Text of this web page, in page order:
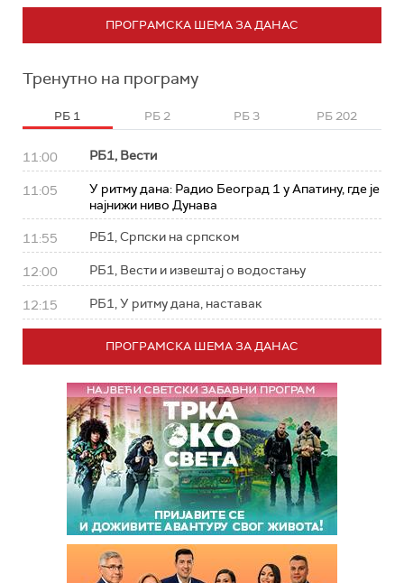
ПРОГРАМСКА ШЕМА ЗА ДАНАС
Тренутно на програму
РБ 1 РБ 2 РБ 3 РБ 202
11:00 РБ1, Вести
11:05
У ритму дана: Радио Београд 1 у Апатину, где је
најнижи ниво Дунава
11:55 РБ1, Српски на српском
12:00 РБ1, Вести и извештај о водостању
12:15 РБ1, У ритму дана, наставак
ПРОГРАМСКА ШЕМА ЗА ДАНАС